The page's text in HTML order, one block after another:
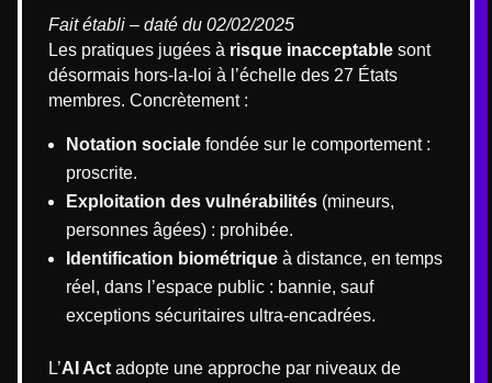
Fait établi – daté du 02/02/2025
Les pratiques jugées à risque inacceptable sont
désormais hors-la-loi à l’échelle des 27 États
membres. Concrètement :
Notation sociale fondée sur le comportement :
proscrite.
Exploitation des vulnérabilités (mineurs,
personnes âgées) : prohibée.
Identification biométrique à distance, en temps
réel, dans l’espace public : bannie, sauf
exceptions sécuritaires ultra-encadrées.
L’AI Act adopte une approche par niveaux de